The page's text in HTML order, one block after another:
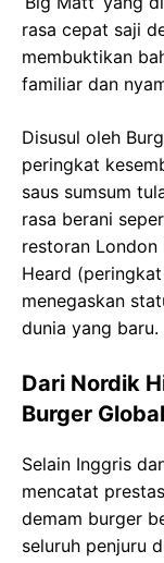
rasa cepat saji
membuktikan
familiar dan
Disusul oleh
peringkat
saus sumsum
rasa berani
restoran London
Heard
menegaskan
dunia yang baru.
Dari Nordik
Burger Global
Selain Inggris
mencatat
demam burger
seluruh penjuru